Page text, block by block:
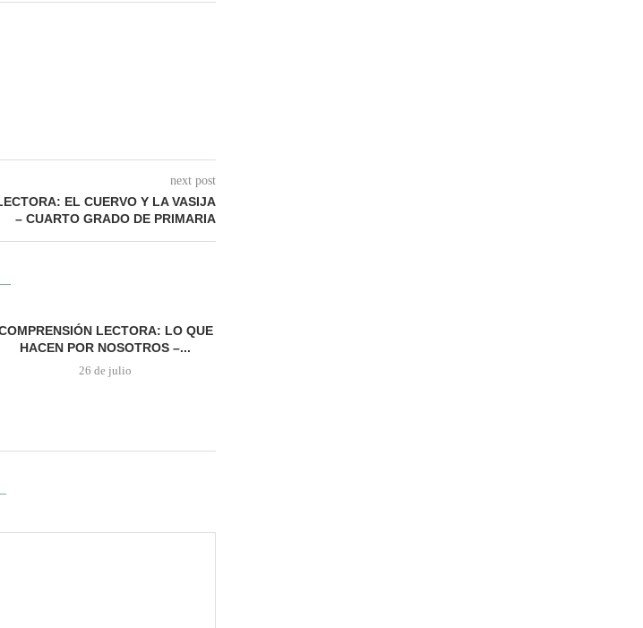
next post
EL CUERVO Y LA VASIJA
– CUARTO GRADO DE PRIMARIA
LECTORA: LO QUE
HACEN POR NOSOTROS –...
26 de julio